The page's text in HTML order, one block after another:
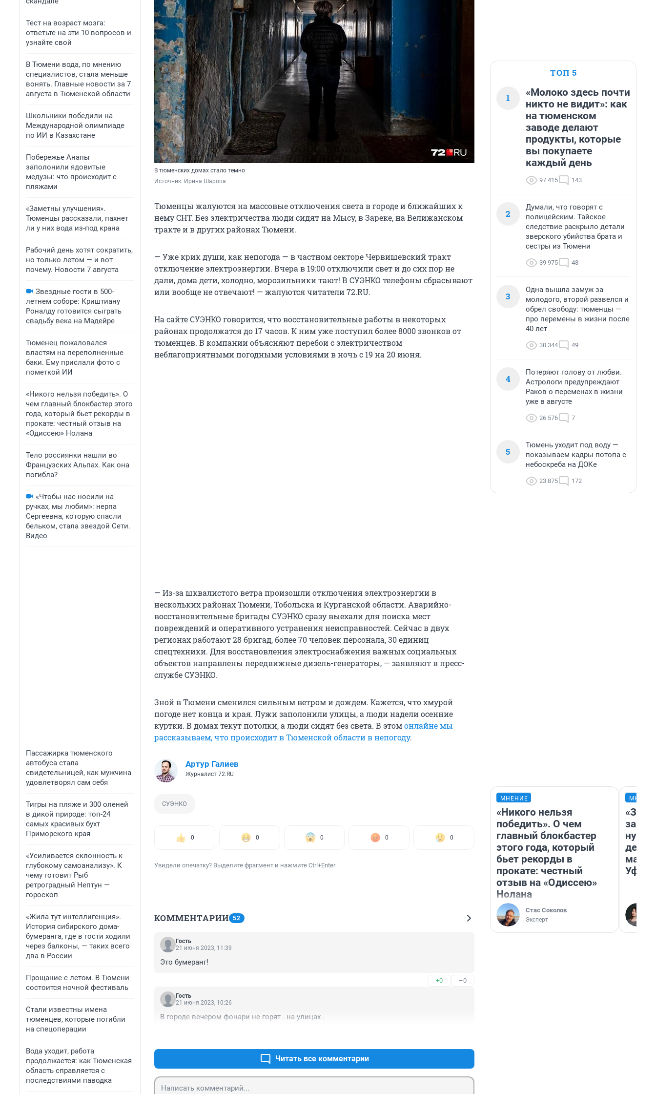
Тест на возраст мозга:
ответьте на эти 10 вопросов и
узнайте свой
В Тюмени вода, по мнению
специалистов, стала меньше
вонять. Главные новости за 7
августа в Тюменской области
Школьники победили на
Международной олимпиаде
по ИИ в Казахстане
Побережье Анапы
заполонили ядовитые
медузы: что происходит с
пляжами
«Заметны улучшения».
Тюменцы рассказали, пахнет
ли у них вода из-под крана
Рабочий день хотят сократить,
но только летом — и вот
почему. Новости 7 августа
Звездные гости в 500-
летнем соборе: Криштиану
Роналду готовится сыграть
свадьбу века на Мадейре
Тюменец пожаловался
властям на переполненные
баки. Ему прислали фото с
пометкой ИИ
«Никого нельзя победить». О
чем главный блокбастер этого
года, который бьет рекорды в
прокате: честный отзыв на
«Одиссею» Нолана
Тело россиянки нашли во
Французских Альпах. Как она
погибла?
«Чтобы нас носили на
ручках, мы любим»: нерпа
Сергеевна, которую спасли
бельком, стала звездой Сети.
Видео
Пассажирка тюменского
автобуса стала
свидетельницей, как мужчина
удовлетворял сам себя
Тигры на пляже и 300 оленей
в дикой природе: топ-24
самых красивых бухт
Приморского края
«Усиливается склонность к
глубокому самоанализу». К
чему готовит Рыб
ретроградный Нептун —
гороскоп
«Жила тут интеллигенция».
История сибирского дома-
бумеранга, где в гости ходили
через балконы, — таких всего
два в России
Прощание с летом. В Тюмени
состоится ночной фестиваль
Стали известны имена
тюменцев, которые погибли
на спецоперации
Вода уходит, работа
продолжается: как Тюменская
область справляется с
последствиями паводка
В тюменских домах стало темно
Источник: Ирина Шарова
Тюменцы жалуются на массовые отключения света в городе и ближайших к
нему СНТ. Без электричества люди сидят на Мысу, в Зареке, на Велижанском
тракте и в других районах Тюмени.
— Уже крик души, как непогода — в частном секторе Червишевский тракт
отключение электроэнергии. Вчера в 19:00 отключили свет и до сих пор не
дали, дома дети, холодно, морозильники тают! В СУЭНКО телефоны сбрасывают
или вообще не отвечают! — жалуются читатели 72.RU.
На сайте СУЭНКО говорится, что восстановительные работы в некоторых
районах продолжатся до 17 часов. К ним уже поступил более 8000 звонков от
тюменцев. В компании объясняют перебои с электричеством
неблагоприятными погодными условиями в ночь с 19 на 20 июня.
— Из-за шквалистого ветра произошли отключения электроэнергии в
нескольких районах Тюмени, Тобольска и Курганской области. Аварийно-
восстановительные бригады СУЭНКО сразу выехали для поиска мест
повреждений и оперативного устранения неисправностей. Сейчас в двух
регионах работают 28 бригад, более 70 человек персонала, 30 единиц
спецтехники. Для восстановления электроснабжения важных социальных
объектов направлены передвижные дизель-генераторы, — заявляют в пресс-
службе СУЭНКО.
Зной в Тюмени сменился сильным ветром и дождем. Кажется, что хмурой
погоде нет конца и края. Лужи заполонили улицы, а люди надели осенние
куртки. В домах текут потолки, а люди сидят без света. В этомонлайне мы
рассказываем, что происходит в Тюменской области в непогоду.
Артур Галиев
Журналист 72.RU
СУЭНКО
0 0 0 0 0
Увидели опечатку? Выделите фрагмент и нажмите Ctrl+Enter
КОММЕНТАРИИ 52
Гость
21 июня 2023, 11:39
Это бумеранг!
+0 –0
Гость
21 июня 2023, 10:26
В городе вечером фонари не горят . на улицах .
Читать все комментарии
ТОП 5
1
«Молоко здесь почти
никто не видит»: как
на тюменском
заводе делают
продукты, которые
вы покупаете
каждый день
97 415 143
2
Думали, что говорят с
полицейским. Тайское
следствие раскрыло детали
зверского убийства брата и
сестры из Тюмени
39 975 48
3
Одна вышла замуж за
молодого, второй развелся и
обрел свободу: тюменцы —
про перемены в жизни после
40 лет
30 344 49
4
Потеряют голову от любви.
Астрологи предупреждают
Раков о переменах в жизни
уже в августе
26 576 7
5
Тюмень уходит под воду —
показываем кадры потопа с
небоскреба на ДОКе
23 875 172
МНЕНИЕ
«Никого нельзя
победить». О чем
главный блокбастер
этого года, который
бьет рекорды в
прокате: честный
отзыв на «Одиссею»
Нолана
Стас Соколов
Эксперт
дела
Уфа